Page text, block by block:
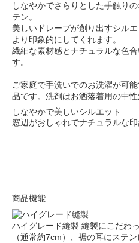
しなやかでさらりとした手触り
テン。
美しいドレープが創り出すシル
より印象的にしてくれます。
繊細な素材感とナチュラルな色
す。
ご家庭で手洗いでのお洗濯が可
品です。洗剤はお洒落着用の中性
しなやかで美しいシルエット
窓辺がおしゃれでナチュラルな
商品機能
ハイグレード縫製 縫製にこだわ
（通常約7cm）、裾の耳にステ